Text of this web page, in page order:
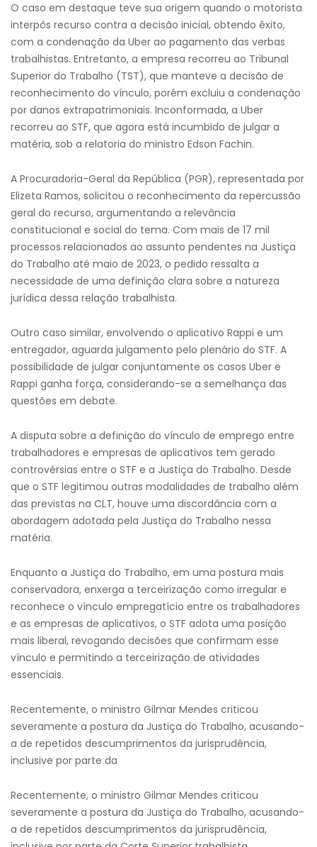
O caso em destaque teve sua origem quando o motorista
interpôs recurso contra a decisão inicial, obtendo êxito,
com a condenação da Uber ao pagamento das verbas
trabalhistas. Entretanto, a empresa recorreu ao Tribunal
Superior do Trabalho (TST), que manteve a decisão de
reconhecimento do vínculo, porém excluiu a condenação
por danos extrapatrimoniais. Inconformada, a Uber
recorreu ao STF, que agora está incumbido de julgar a
matéria, sob a relatoria do ministro Edson Fachin.
A Procuradoria-Geral da República (PGR), representada por
Elizeta Ramos, solicitou o reconhecimento da repercussão
geral do recurso, argumentando a relevância
constitucional e social do tema. Com mais de 17 mil
processos relacionados ao assunto pendentes na Justiça
do Trabalho até maio de 2023, o pedido ressalta a
necessidade de uma definição clara sobre a natureza
jurídica dessa relação trabalhista.
Outro caso similar, envolvendo o aplicativo Rappi e um
entregador, aguarda julgamento pelo plenário do STF. A
possibilidade de julgar conjuntamente os casos Uber e
Rappi ganha força, considerando-se a semelhança das
questões em debate.
A disputa sobre a definição do vínculo de emprego entre
trabalhadores e empresas de aplicativos tem gerado
controvérsias entre o STF e a Justiça do Trabalho. Desde
que o STF legitimou outras modalidades de trabalho além
das previstas na CLT, houve uma discordância com a
abordagem adotada pela Justiça do Trabalho nessa
matéria.
Enquanto a Justiça do Trabalho, em uma postura mais
conservadora, enxerga a terceirização como irregular e
reconhece o vínculo empregatício entre os trabalhadores
e as empresas de aplicativos, o STF adota uma posição
mais liberal, revogando decisões que confirmam esse
vínculo e permitindo a terceirização de atividades
essenciais.
Recentemente, o ministro Gilmar Mendes criticou
severamente a postura da Justiça do Trabalho, acusando-
a de repetidos descumprimentos da jurisprudência,
inclusive por parte da
Recentemente, o ministro Gilmar Mendes criticou
severamente a postura da Justiça do Trabalho, acusando-
a de repetidos descumprimentos da jurisprudência,